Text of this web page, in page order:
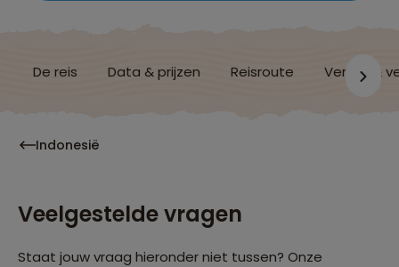
De reis Data & prijzen Reisroute Verblijf &
Indonesië
Veelgestelde vragen
Staat jouw vraag hieronder niet tussen? Onze